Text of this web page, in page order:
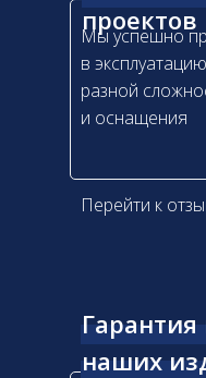
проектов
Перейти к
Мы успешно
в
разной
и оснащения
наших